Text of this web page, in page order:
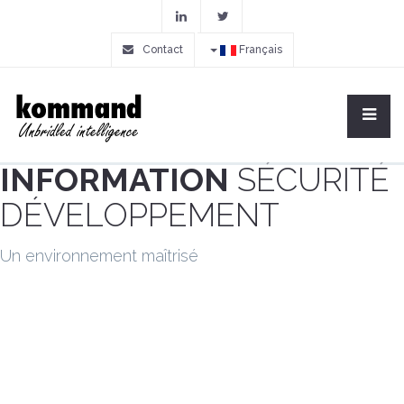
Contact Français
INFORMATION SÉCURITÉ
DÉVELOPPEMENT
Un environnement maîtrisé